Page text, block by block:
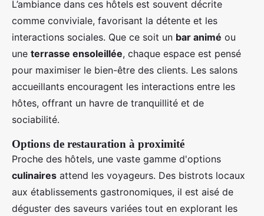
L’ambiance dans ces hôtels est souvent décrite
comme conviviale, favorisant la détente et les
interactions sociales. Que ce soit un bar animé ou
une terrasse ensoleillée, chaque espace est pensé
pour maximiser le bien-être des clients. Les salons
accueillants encouragent les interactions entre les
hôtes, offrant un havre de tranquillité et de
sociabilité.
Options de restauration à proximité
Proche des hôtels, une vaste gamme d'options
culinaires attend les voyageurs. Des bistrots locaux
aux établissements gastronomiques, il est aisé de
déguster des saveurs variées tout en explorant les